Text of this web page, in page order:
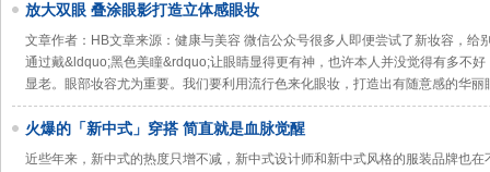
放大双眼 叠涂眼影打造立体感眼妆
文章作者：HB文章来源：健康与美容 微信公众号很多人即便尝试了新妆容，给
通过戴&ldquo;黑色美瞳&rdquo;让眼睛显得更有神，也许本人并没觉得有多不
显老。眼部妆容尤为重要。我们要利用流行色来化眼妆，打造出有随意感的华丽
火爆的「新中式」穿搭 简直就是血脉觉醒
近些年来，新中式的热度只增不减，新中式设计师和新中式风格的服装品牌也